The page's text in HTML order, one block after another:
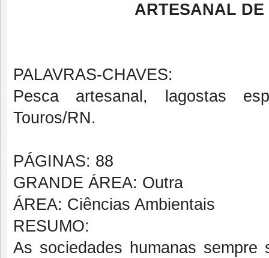
ARTESANAL DE
PALAVRAS-CHAVES:
Pesca artesanal, lagostas
Touros/RN.
PÁGINAS: 88
GRANDE ÁREA: Outra
ÁREA: Ciências Ambientais
RESUMO:
As sociedades humanas sempre